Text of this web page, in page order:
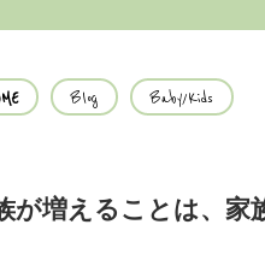
Blog Baby/Kids
が増えることは、家